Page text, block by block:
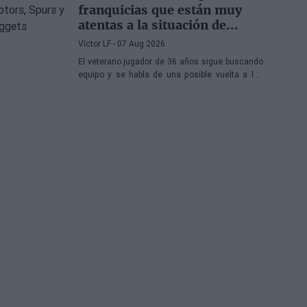
franquicias que están muy
atentas a la situación de
DeMar DeRozan
Víctor LF- 07 Aug 2026
El veterano jugador de 36 años sigue buscando
equipo y se habla de una posible vuelta a los